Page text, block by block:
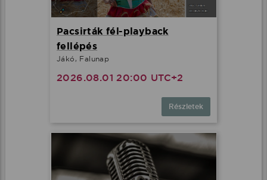
Pacsirták fél-playback
fellépés
Jákó, Falunap
2026.08.01 20:00 UTC+2
Részletek